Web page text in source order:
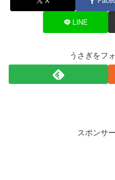
LINE
うさぎをフ
スポンサ